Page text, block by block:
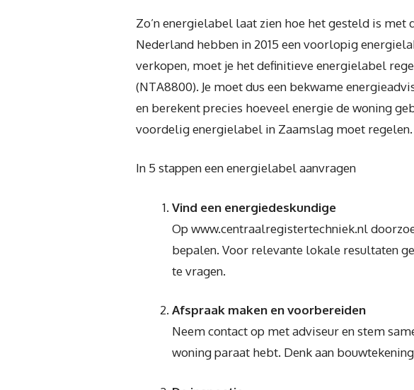
Zo’n energielabel laat zien hoe het gesteld is
Nederland hebben in 2015 een voorlopig
verkopen, moet je het definitieve energielabel
(NTA8800). Je moet dus een bekwame
en berekent precies hoeveel energie de woning
voordelig energielabel in Zaamslag moet regelen.
In 5 stappen een energielabel aanvragen
Vind een energiedeskundige
Op www.centraalregistertechniek.nl
bepalen. Voor relevante lokale resultaten
te vragen.
Afspraak maken en voorbereiden
Neem contact op met adviseur en stem
woning paraat hebt. Denk aan